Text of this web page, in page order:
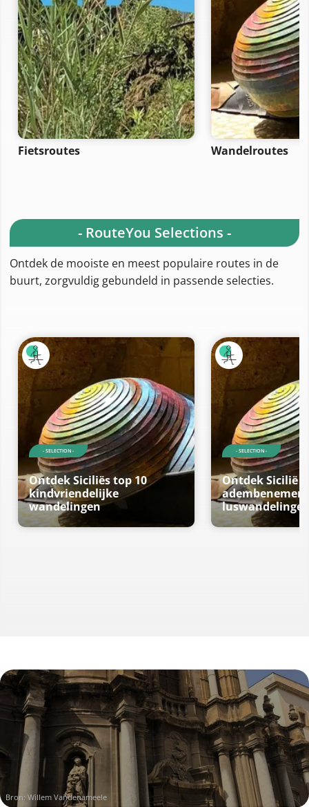
Fietsroutes Wandelroutes
- RouteYou Selections -
Ontdek de mooiste en meest populaire routes in de
buurt, zorgvuldig gebundeld in passende selecties.
- SELECTION -
Ontdek Siciliës top 10
kindvriendelijke
wandelingen
- SELECTION -
Ontdek Sicilië
Bron: Willem Vandenameele